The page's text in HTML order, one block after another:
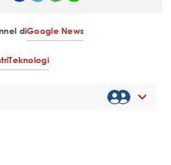
diGoogle News
Teknologi